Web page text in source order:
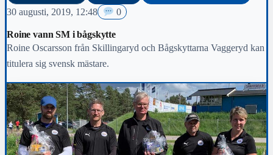
30 augusti, 2019, 12:48 0
Roine vann SM i bågskytte
Roine Oscarsson från Skillingaryd och Bågskyttarna Vaggeryd kan
titulera sig svensk mästare.